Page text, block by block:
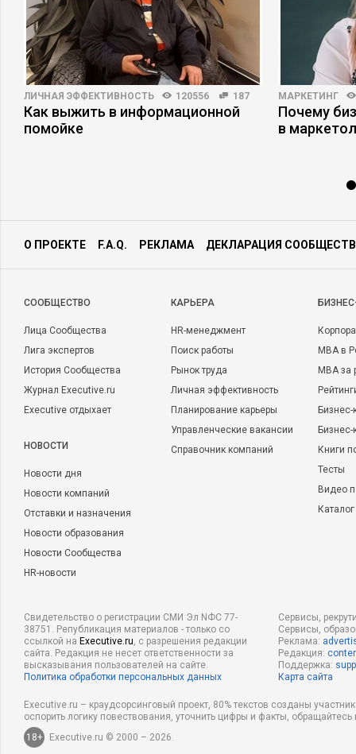
ЛИЧНАЯ ЭФФЕКТИВНОСТЬ 120556 187
Как выжить в информационной
помойке
МАРКЕТИНГ
Почему
в
О ПРОЕКТЕ F.A.Q. РЕКЛАМА ДЕКЛАРАЦИЯ
CООБЩЕСТВО
Лица Сообщества
Лига экспертов
История Сообщества
Журнал Executive.ru
Executive отдыхает
НОВОСТИ
Новости дня
Новости компаний
Отставки и назначения
Новости образования
Новости Сообщества
HR-новости
КАРЬЕРА
HR-менеджмент
Поиск работы
Рынок труда
Личная эффективность
Планирование карьеры
Управленческие вакансии
Справочник компаний
MBA в
MBA
Бизнес-
Книги
Тесты
Видео
Свидетельство о регистрации СМИ Эл NФС 77-
38751. Републикация материалов - только со
ссылкой на Executive.ru, с разрешения редакции
сайта. Редакция не несет ответственности за
высказывания пользователей на сайте.
Политика обработки персональных данных
Сервисы,
Сервисы,
Реклама:
Редакция:
Поддержка:
Карта сайта
Executive.ru – краудсорсинговый проект, 80% текстов созданы
оспорить логику повествования, уточнить цифры и факты,
18+
Executive.ru © 2000 – 2026.